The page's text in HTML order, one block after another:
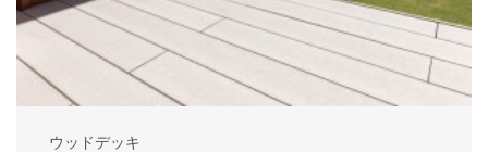
ウッドデッキ